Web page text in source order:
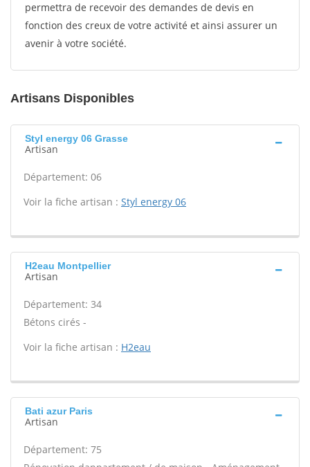
permettra de recevoir des demandes de devis en
fonction des creux de votre activité et ainsi assurer un
avenir à votre société.
Artisans Disponibles
Styl energy 06 Grasse
Artisan
Département: 06
Voir la fiche artisan : Styl energy 06
H2eau Montpellier
Artisan
Département: 34
Bétons cirés -
Voir la fiche artisan : H2eau
Bati azur Paris
Artisan
Département: 75